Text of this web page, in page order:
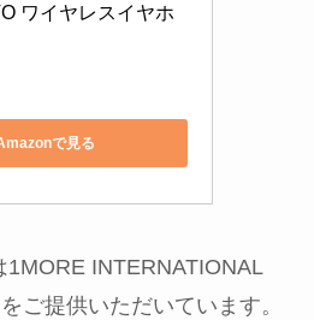
ワイヤレスイヤホ
で見る
INTERNATIONAL
ご提供いただいています。